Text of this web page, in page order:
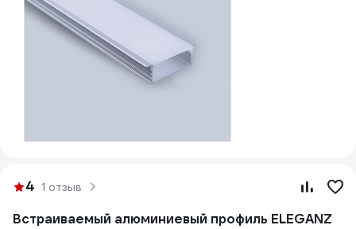
4 1 отзыв
Встраиваемый алюминиевый профиль ELEGANZ